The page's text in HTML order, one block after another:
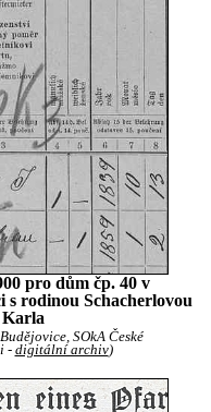
pro dům čp. 40 v
s rodinou Schacherlovou
Karla
SOkA České
- digitální archiv)